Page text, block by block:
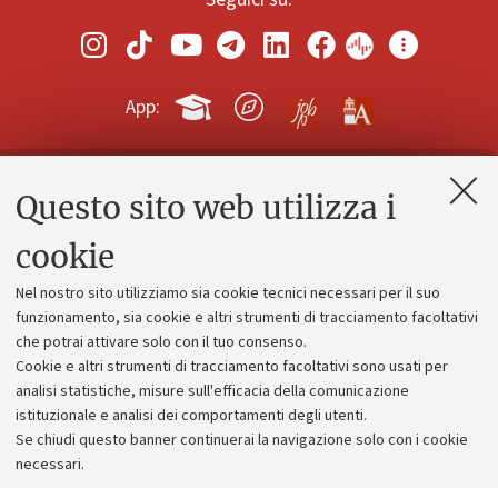
Questo sito web utilizza i
cookie
Nel nostro sito utilizziamo sia cookie tecnici necessari per il suo
funzionamento, sia cookie e altri strumenti di tracciamento facoltativi
che potrai attivare solo con il tuo consenso.
Cookie e altri strumenti di tracciamento facoltativi sono usati per
analisi statistiche, misure sull'efficacia della comunicazione
istituzionale e analisi dei comportamenti degli utenti.
Se chiudi questo banner continuerai la navigazione solo con i cookie
necessari.
App:
Contatti e PEC
Alumni community
Piano strategico
Bilanci
Donazioni e 5x1000
Merchandising - UniboStore